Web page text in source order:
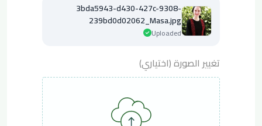
3bda5943-d430-427c-9308-
239bd0d02062_Masa.jpg
Uploaded
تغيير الصورة (اختياري)